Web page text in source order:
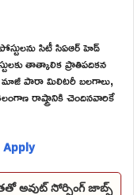
సిటీ సిఏఆర్ హెడ్
తాత్కాలిక ప్రాతిపదికన
మాజీ పారా మిలిటరీ బలగాలు,
రాష్ట్రానికి చెందినవారికే
Apply
అవుట్ సోర్సింగ్ జాబ్స్